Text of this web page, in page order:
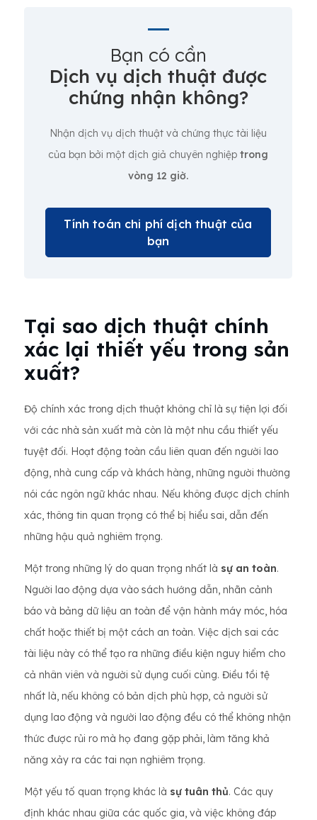
Bạn có cần
Dịch vụ dịch thuật được
chứng nhận không?
Nhận dịch vụ dịch thuật và chứng thực tài liệu
của bạn bởi một dịch giả chuyên nghiệp trong
vòng 12 giờ.
Tính toán chi phí dịch thuật của
bạn
Tại sao dịch thuật chính
xác lại thiết yếu trong sản
xuất?
Độ chính xác trong dịch thuật không chỉ là sự tiện lợi đối
với các nhà sản xuất mà còn là một nhu cầu thiết yếu
tuyệt đối. Hoạt động toàn cầu liên quan đến người lao
động, nhà cung cấp và khách hàng, những người thường
nói các ngôn ngữ khác nhau. Nếu không được dịch chính
xác, thông tin quan trọng có thể bị hiểu sai, dẫn đến
những hậu quả nghiêm trọng.
Một trong những lý do quan trọng nhất là sự an toàn.
Người lao động dựa vào sách hướng dẫn, nhãn cảnh
báo và bảng dữ liệu an toàn để vận hành máy móc, hóa
chất hoặc thiết bị một cách an toàn. Việc dịch sai các
tài liệu này có thể tạo ra những điều kiện nguy hiểm cho
cả nhân viên và người sử dụng cuối cùng. Điều tồi tệ
nhất là, nếu không có bản dịch phù hợp, cả người sử
dụng lao động và người lao động đều có thể không nhận
thức được rủi ro mà họ đang gặp phải, làm tăng khả
năng xảy ra các tai nạn nghiêm trọng.
Một yếu tố quan trọng khác là sự tuân thủ. Các quy
định khác nhau giữa các quốc gia, và việc không đáp